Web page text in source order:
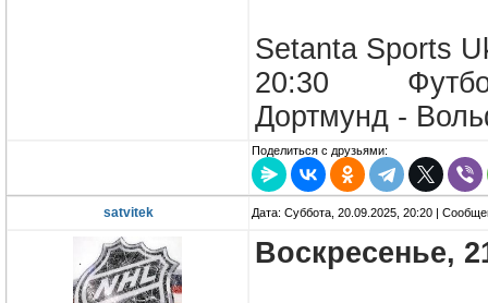
Setanta Sports
20:30 Футбол.
Дортмунд -
Поделиться с друзьями:
satvitek Дата: Суббота, 20.09.2025, 20:20 |
Воскресенье,